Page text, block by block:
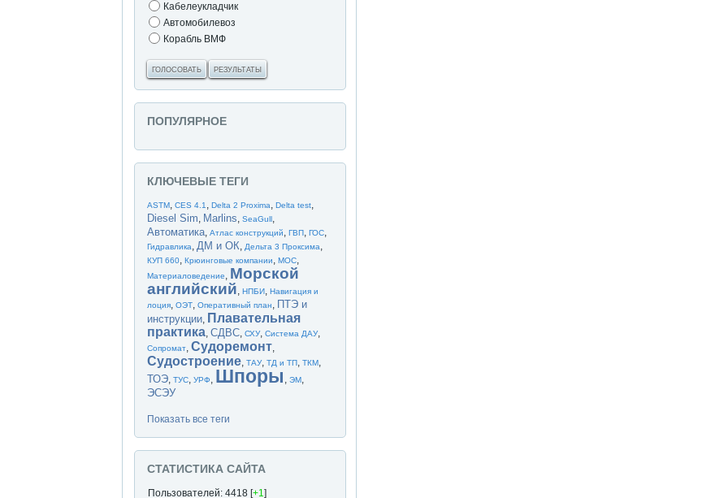
Кабелеукладчик
Автомобилевоз
Корабль ВМФ
ГОЛОСОВАТЬ РЕЗУЛЬТАТЫ
ПОПУЛЯРНОЕ
КЛЮЧЕВЫЕ ТЕГИ
ASTM, CES 4.1, Delta 2 Proxima, Delta test,
Diesel Sim, Marlins, SeaGull,
Автоматика, Атлас конструкций, ГВП, ГОС,
Гидравлика, ДМ и ОК, Дельта 3 Проксима,
КУП 660, Крюинговые компании, МОС,
Материаловедение, Морской
английский, НПБИ, Навигация и
лоция, ОЭТ, Оперативный план, ПТЭ и
инструкции, Плавательная
практика, СДВС, СХУ, Система ДАУ,
Сопромат, Судоремонт,
Судостроение, ТАУ, ТД и ТП, ТКМ,
ТОЭ, ТУС, УРФ, Шпоры , ЭМ,
ЭСЭУ
Показать все теги
СТАТИСТИКА САЙТА
Пользователей: 4418 [+1]